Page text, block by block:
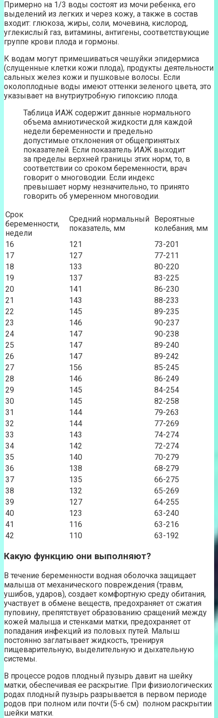
Примерно на 1/3 воды состоят из мочи ребенка, его
выделений из легких и через кожу, а также в состав
входит: глюкоза, жиры, соли, мочевина, кислород,
углекислый газ, витамины, антигены, соответствующие
группе крови плода и гормоны.
К водам могут примешиваться чешуйки эпидермиса
(слущенные клетки кожи плода), продукты деятельности
сальных желез кожи и пушковые волосы. Если
околоплодные воды имеют оттенки зеленого цвета, это
указывает на внутриутробную гипоксию плода.
Таблица ИАЖ содержит данные нормального
объема амниотической жидкости для каждой
недели беременности и предельно
допустимые отклонения от общепринятых
показателей. Если показатель ИАЖ выходит
за пределы верхней границы этих норм, то, в
соответствии со сроком беременности, врач
говорит о многоводии. Если индекс
превышает норму незначительно, то принято
говорить об умеренном многоводии.
Срок
беременности,
недели
Средний нормальный
показатель, мм
Вероятные
колебания, мм
16
121
73-201
17
127
77-211
18
133
80-220
19
137
83-225
20
141
86-230
21
143
88-233
22
145
89-235
23
146
90-237
24
147
90-238
25
147
89-240
26
147
89-242
27
156
85-245
28
146
86-249
29
145
84-254
30
145
82-258
31
144
79-263
32
144
77-269
33
143
74-274
34
142
72-274
35
140
70-279
36
138
68-279
37
135
66-275
38
132
65-269
39
127
64-255
40
123
63-240
41
116
63-216
42
110 63-192
Какую функцию они выполняют?
В течение беременности водная оболочка защищает
малыша от механического повреждения (травм,
ушибов, ударов), создает комфортную среду обитания,
участвует в обмене веществ, предохраняет от сжатия
пуповину, препятствует образованию сращений между
кожей малыша и стенками матки, предохраняет от
попадания инфекций из половых путей. Малыш
постоянно заглатывает жидкость, тренируя
пищеварительную, выделительную и дыхательную
системы.
В процессе родов плодный пузырь давит на шейку
матки, обеспечивая ее раскрытие. При физиологических
родах плодный пузырь разрывается в первом периоде
родов при полном или почти (5-6 см) полном раскрытии
шейки матки.